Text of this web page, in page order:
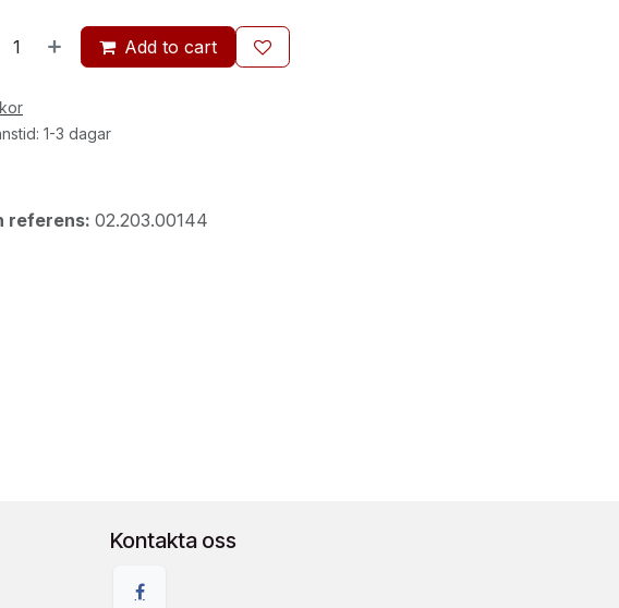
Add to cart
1-3 dagar
referens: 02.203.00144
Kontakta oss